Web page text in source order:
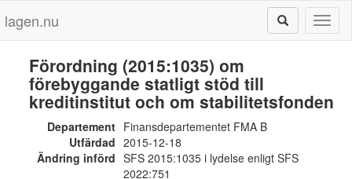
lagen.nu
Förordning (2015:1035) om
förebyggande statligt stöd till
kreditinstitut och om stabilitetsfonden
Departement Finansdepartementet FMA B
Utfärdad 2015-12-18
Ändring införd SFS 2015:1035 i lydelse enligt SFS
2022:751